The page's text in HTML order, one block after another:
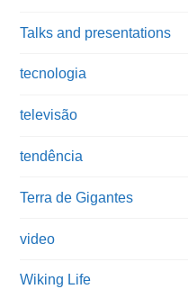
Talks and presentations
tecnologia
televisão
tendência
Terra de Gigantes
video
Wiking Life